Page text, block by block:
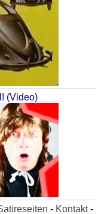
(Video)
- Kontakt-